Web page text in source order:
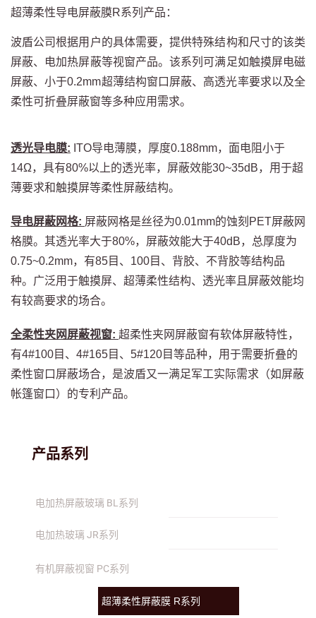
超薄柔性导电屏蔽膜R系列产品：
波盾公司根据用户的具体需要，提供特殊结构和尺寸的该类
屏蔽、电加热屏蔽等视窗产品。该系列可满足如触摸屏电磁
屏蔽、小于0.2mm超薄结构窗口屏蔽、高透光率要求以及全
柔性可折叠屏蔽窗等多种应用需求。
透光导电膜: ITO导电薄膜，厚度0.188mm，面电阻小于
14Ω，具有80%以上的透光率，屏蔽效能30~35dB，用于超
薄要求和触摸屏等柔性屏蔽结构。
导电屏蔽网格: 屏蔽网格是丝径为0.01mm的蚀刻PET屏蔽网
格膜。其透光率大于80%，屏蔽效能大于40dB，总厚度为
0.75~0.2mm，有85目、100目、背胶、不背胶等结构品
种。广泛用于触摸屏、超薄柔性结构、透光率且屏蔽效能均
有较高要求的场合。
全柔性夹网屏蔽视窗: 超柔性夹网屏蔽窗有软体屏蔽特性，
有4#100目、4#165目、5#120目等品种，用于需要折叠的
柔性窗口屏蔽场合，是波盾又一满足军工实际需求（如屏蔽
帐篷窗口）的专利产品。
产品系列
电加热屏蔽玻璃 BL系列
电加热玻璃 JR系列
有机屏蔽视窗 PC系列
超薄柔性屏蔽膜 R系列